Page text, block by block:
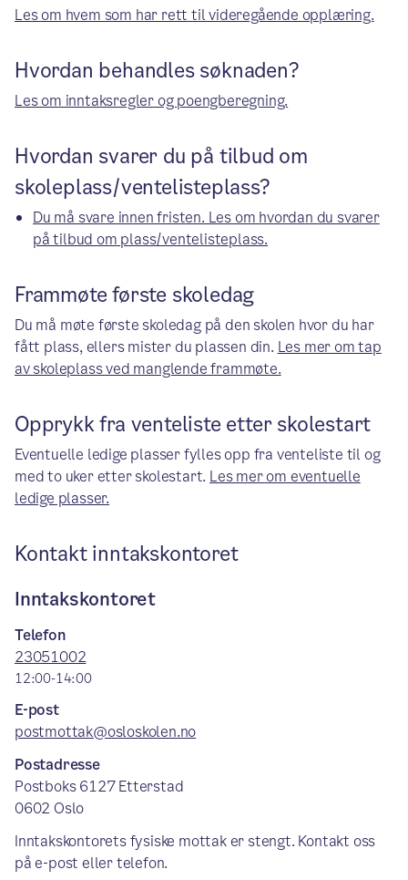
Les om hvem som har rett til videregående opplæring.
Hvordan behandles søknaden?
Les om inntaksregler og poengberegning.
Hvordan svarer du på tilbud om
skoleplass/ventelisteplass?
Du må svare innen fristen. Les om hvordan du svarer
på tilbud om plass/ventelisteplass.
Frammøte første skoledag
Du må møte første skoledag på den skolen hvor du har
fått plass, ellers mister du plassen din. Les mer om tap
av skoleplass ved manglende frammøte.
Opprykk fra venteliste etter skolestart
Eventuelle ledige plasser fylles opp fra venteliste til og
med to uker etter skolestart. Les mer om eventuelle
ledige plasser.
Kontakt inntakskontoret
Inntakskontoret
Telefon
23051002
12:00-14:00
E-post
postmottak@osloskolen.no
Postadresse
Postboks 6127 Etterstad
0602 Oslo
Inntakskontorets fysiske mottak er stengt. Kontakt oss
på e-post eller telefon.